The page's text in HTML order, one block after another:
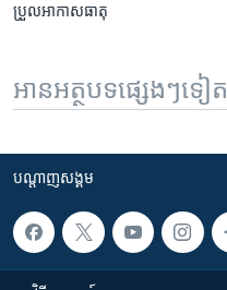
ប្រួល​អាកាសធាតុ
អានអត្ថបទផ្សេងៗទៀត
បណ្តាញ​សង្គម